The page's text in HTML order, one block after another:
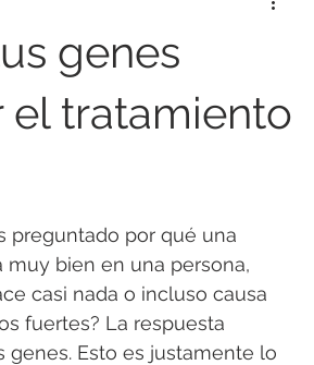
genes
el tratamiento
preguntado por qué una
bien en una persona,
casi nada o incluso causa
fuertes? La respuesta
genes. Esto es justamente lo